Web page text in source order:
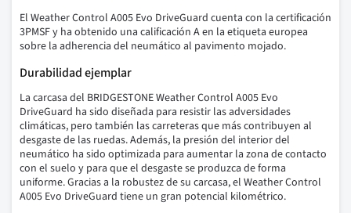
El Weather Control A005 Evo DriveGuard cuenta con la certificación
3PMSF y ha obtenido una calificación A en la etiqueta europea
sobre la adherencia del neumático al pavimento mojado.
Durabilidad ejemplar
La carcasa del BRIDGESTONE Weather Control A005 Evo
DriveGuard ha sido diseñada para resistir las adversidades
climáticas, pero también las carreteras que más contribuyen al
desgaste de las ruedas. Además, la presión del interior del
neumático ha sido optimizada para aumentar la zona de contacto
con el suelo y para que el desgaste se produzca de forma
uniforme. Gracias a la robustez de su carcasa, el Weather Control
A005 Evo DriveGuard tiene un gran potencial kilométrico.